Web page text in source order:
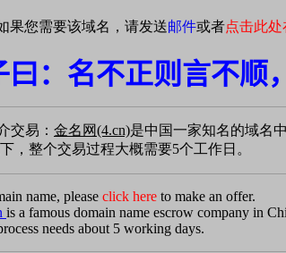
果您需要该域名，请发送邮件或者点击此
曰：名不正则言不顺
交易： 金名网(4.cn)是中国一家知名的域名
，整个交易过程大概需要5个工作日。
name, please click here to make an offer.
is a famous domain name escrow company in
needs about 5 working days.